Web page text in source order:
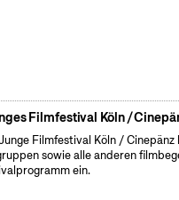
Filmfestival Köln /
Filmfestival Köln /
sowie alle anderen
ein.